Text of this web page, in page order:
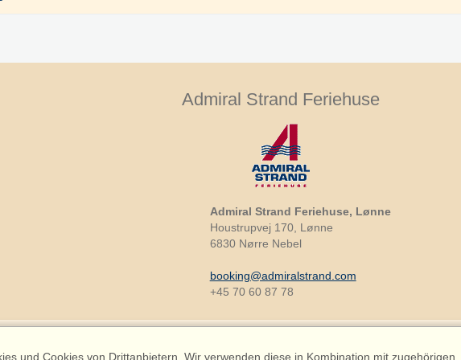
Admiral Strand Feriehuse
Admiral Strand Feriehuse, Lønne
Houstrupvej 170, Lønne
6830 Nørre Nebel
booking@admiralstrand.com
+45 70 60 87 78
Instagram
und Cookies von Drittanbietern. Wir verwenden diese in Kombination mit zugehörigen